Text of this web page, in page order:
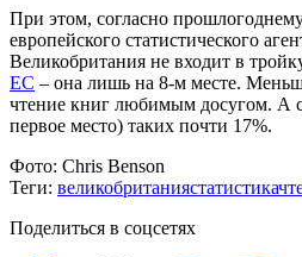
При этом, согласно
европейского статистического
Великобритания не входит в
ЕС – она лишь на 8-м месте.
чтение книг любимым досугом. А
первое место) таких почти 17%.
Фото: Chris Benson
Теги: великобританиястатистика
Поделиться в соцсетях